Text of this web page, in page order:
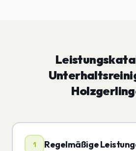
1 Regelmäßige